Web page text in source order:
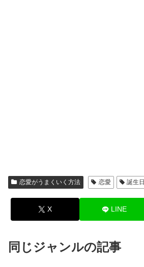
恋愛がうまくいく方法 恋愛 誕生日
X LINE
同じジャンルの記事